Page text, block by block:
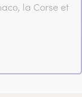
la Corse et